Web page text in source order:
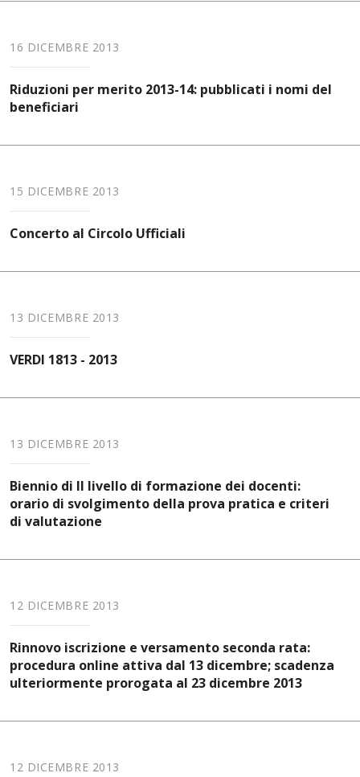
16 DICEMBRE 2013
Riduzioni per merito 2013-14: pubblicati i nomi del
beneficiari
15 DICEMBRE 2013
Concerto al Circolo Ufficiali
13 DICEMBRE 2013
VERDI 1813 - 2013
13 DICEMBRE 2013
Biennio di II livello di formazione dei docenti:
orario di svolgimento della prova pratica e criteri
di valutazione
12 DICEMBRE 2013
Rinnovo iscrizione e versamento seconda rata:
procedura online attiva dal 13 dicembre; scadenza
ulteriormente prorogata al 23 dicembre 2013
12 DICEMBRE 2013